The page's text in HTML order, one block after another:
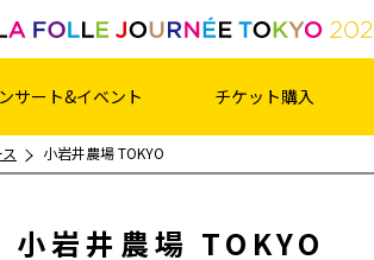
サート&イベント チケット購入
小岩井農場 TOKYO
小岩井農場 TOKYO